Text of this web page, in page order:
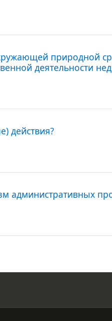
природной
деятельности
действия?
административных